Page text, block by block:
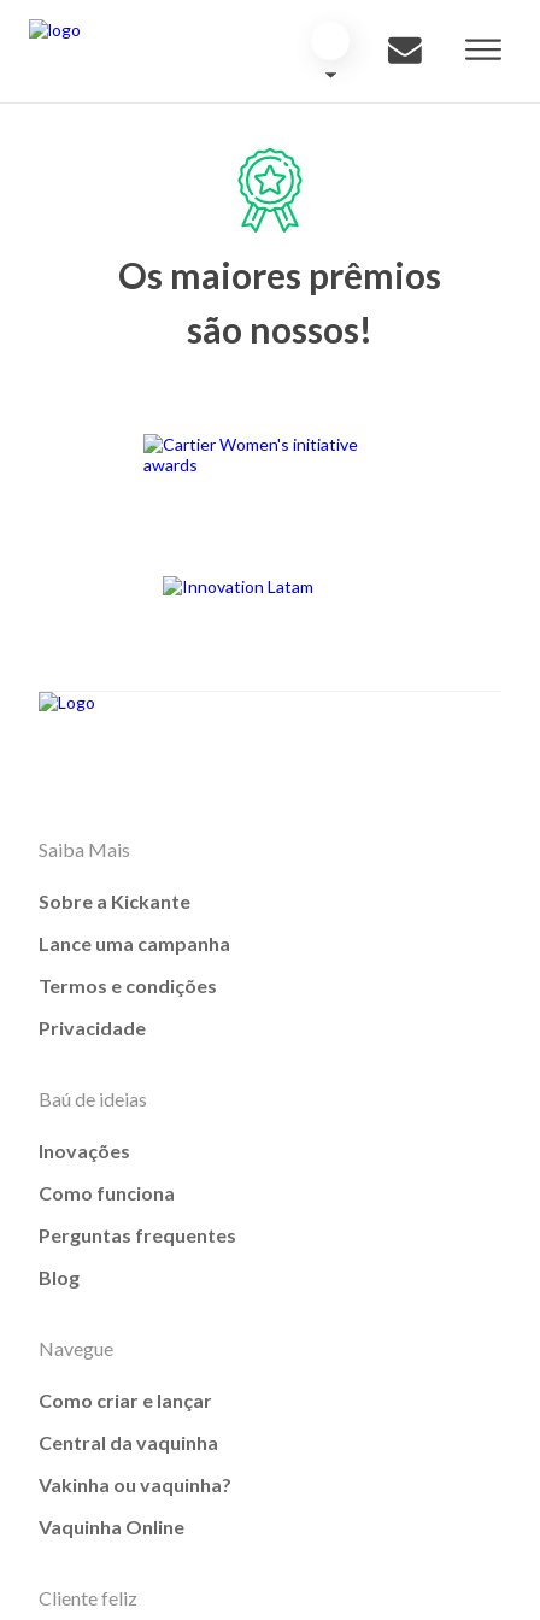
Os maiores prêmios
são nossos!
Saiba Mais
Sobre a Kickante
Lance uma campanha
Termos e condições
Privacidade
Baú de ideias
Inovações
Como funciona
Perguntas frequentes
Blog
Navegue
Como criar e lançar
Central da vaquinha
Vakinha ou vaquinha?
Vaquinha Online
Cliente feliz